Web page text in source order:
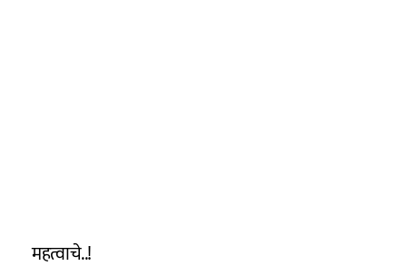
महत्वाचे..!